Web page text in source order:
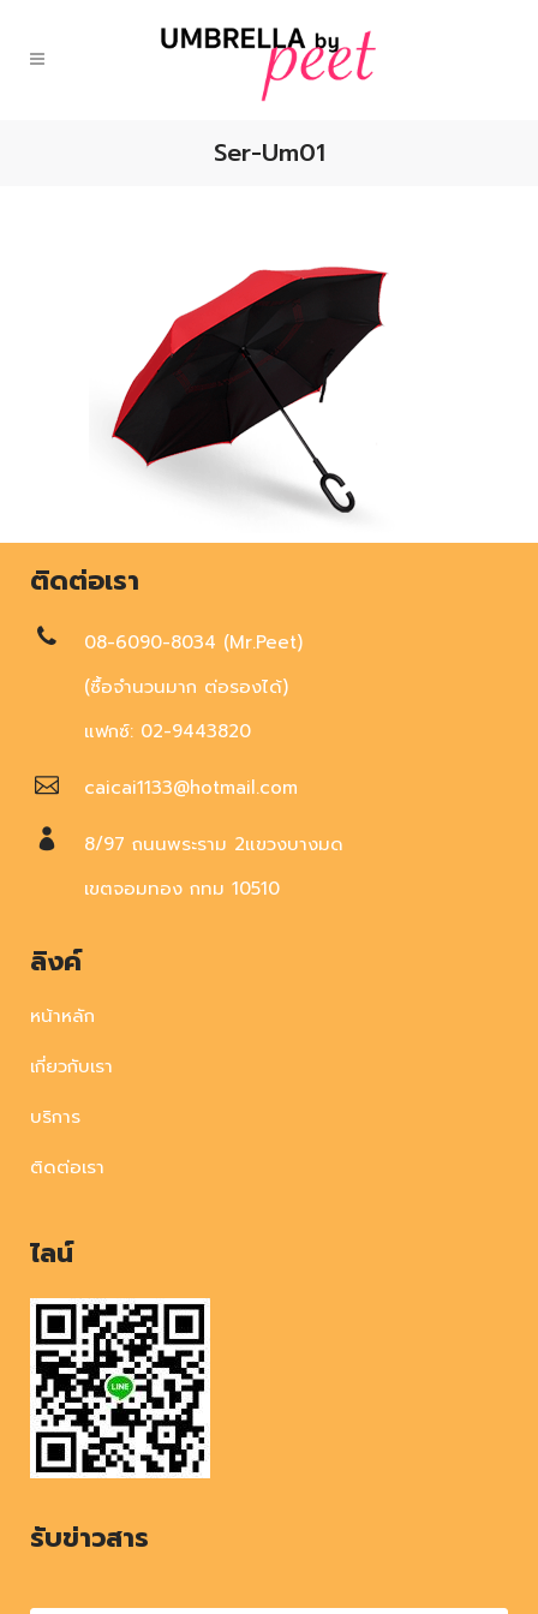
Ser-Um01
ติดต่อเรา
08-6090-8034 (Mr.Peet)
(ซื้อจำนวนมาก ต่อรองได้)
แฟกซ์: 02-9443820
caicai1133@hotmail.com
8/97 ถนนพระราม 2แขวงบางมด
เขตจอมทอง กทม 10510
ลิงค์
หน้าหลัก
เกี่ยวกับเรา
บริการ
ติดต่อเรา
ไลน์
รับข่าวสาร